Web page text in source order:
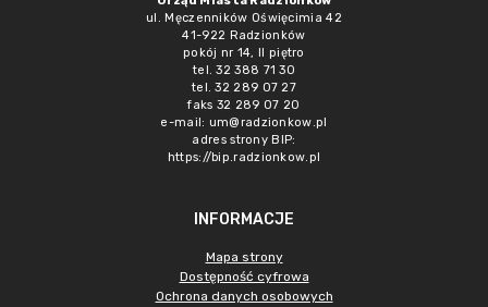
ul. Męczenników Oświęcimia 42
41-922 Radzionków
pokój nr 14, II piętro
tel. 32 388 71 30
tel. 32 289 07 27
faks 32 289 07 20
e-mail: um@radzionkow.pl
adres strony BIP:
https://bip.radzionkow.pl
INFORMACJE
Mapa strony
Dostępność cyfrowa
Ochrona danych osobowych